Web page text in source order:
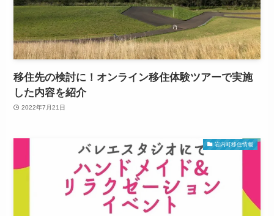
移住先の検討に！オンライン移住体験ツアーで実施
した内容を紹介
2022年7月21日
岩内町移住情報